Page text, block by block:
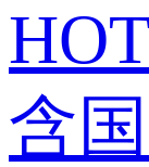
HOT
含